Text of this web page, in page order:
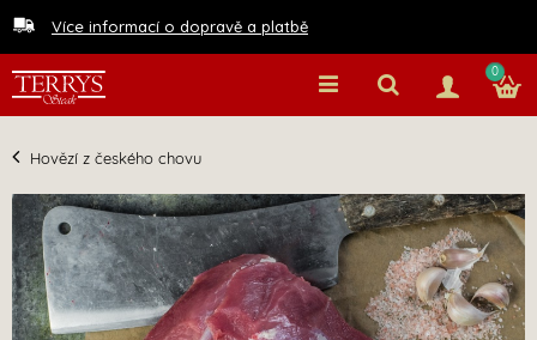
Více informací o dopravě a platbě
0
Hovězí z českého chovu